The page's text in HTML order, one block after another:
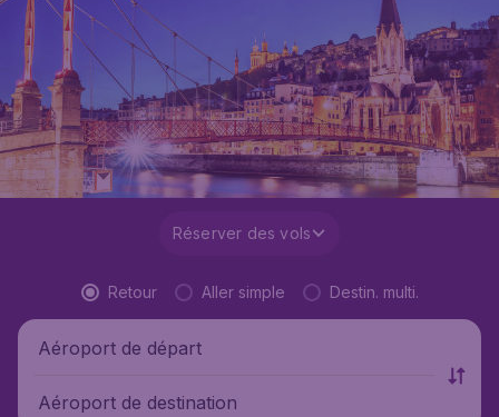
Réserver des vols
Retour Aller simple Destin. multi.
Aéroport de départ
Aéroport de destination